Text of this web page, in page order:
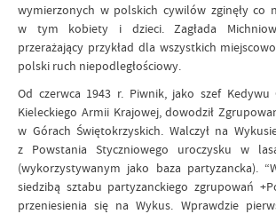
wymierzonych w polskich cywilów zginęły co
w tym kobiety i dzieci. Zagłada
przerażający przykład dla wszystkich
polski ruch niepodległościowy.
Od czerwca 1943 r. Piwnik, jako szef Kedywu
Kieleckiego Armii Krajowej, dowodził
w Górach Świętokrzyskich. Walczył na
z Powstania Styczniowego uroczysku w
(wykorzystywanym jako baza partyzancka).
siedzibą sztabu partyzanckiego zgrupowań
przeniesienia się na Wykus. Wprawdzie